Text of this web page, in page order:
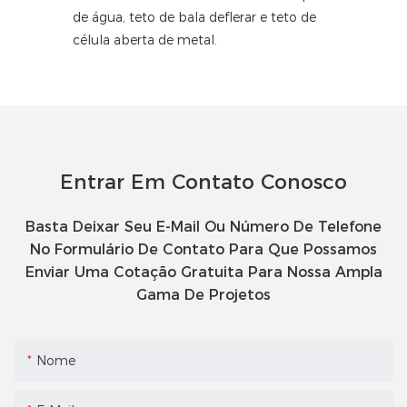
de água, teto de bala deflerar e teto de
célula aberta de metal.
Entrar Em Contato Conosco
Basta Deixar Seu E-Mail Ou Número De Telefone
No Formulário De Contato Para Que Possamos
Enviar Uma Cotação Gratuita Para Nossa Ampla
Gama De Projetos
Nome